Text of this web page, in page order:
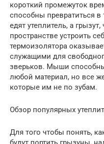
короткий промежуток
способны превратиться
едят утеплитель, а
пространстве устроить
термоизолятора
служащими для
зверьков. Мыши
любой материал, но все
которые им не по зубам.
Обзор популярных
Для того чтобы понять,